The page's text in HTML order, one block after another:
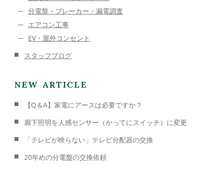
分電盤・ブレーカー・漏電調査
エアコン工事
EV・屋外コンセント
スタッフブログ
NEW ARTICLE
【Q＆A】家電にアースは必要ですか？
廊下照明を人感センサー（かってにスイッチ）に変更
「テレビが映らない」テレビ分配器の交換
20年めの分電盤の交換依頼